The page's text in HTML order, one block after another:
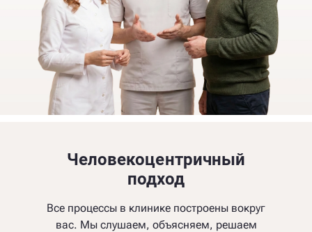
Человекоцентричный
подход
Все процессы в клинике построены вокруг
вас. Мы слушаем, объясняем, решаем